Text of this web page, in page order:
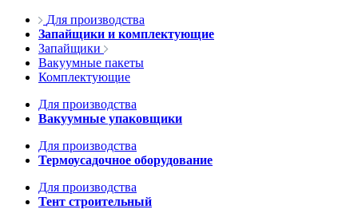
Для производства
Запайщики и комплектующие
Запайщики
Вакуумные пакеты
Комплектующие
Для производства
Вакуумные упаковщики
Для производства
Термоусадочное оборудование
Для производства
Тент строительный